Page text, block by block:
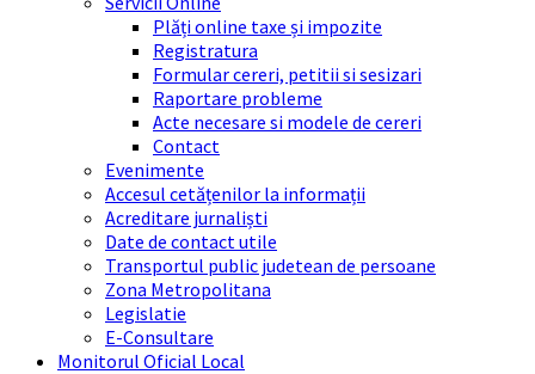
Plăți online taxe și impozite
Registratura
Formular cereri, petitii si sesizari
Raportare probleme
Acte necesare si modele de cereri
Contact
Evenimente
Accesul cetățenilor la informații
Acreditare jurnaliști
Date de contact utile
Transportul public judetean de persoane
Zona Metropolitana
Legislatie
E-Consultare
Monitorul Oficial Local